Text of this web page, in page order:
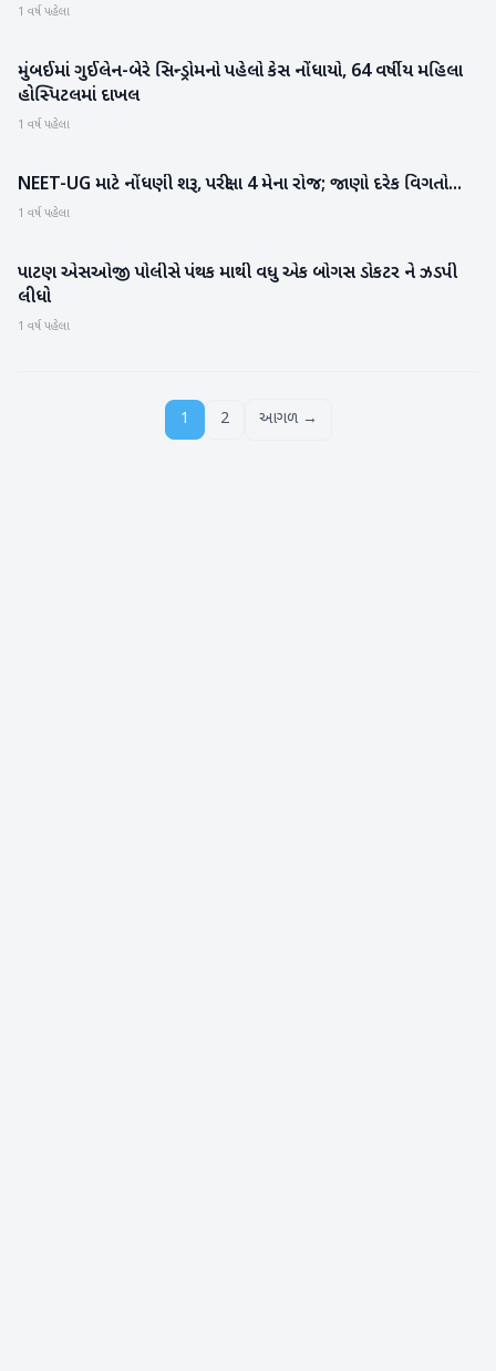
1 વર્ષ પહેલા
રાષ્ટ્રીય
મુંબઈમાં ગુઈલેન-બેરે સિન્ડ્રોમનો પહેલો કેસ નોંધાયો, 64 વર્ષીય મહિલા
હોસ્પિટલમાં દાખલ
1 વર્ષ પહેલા
રાષ્ટ્રીય
NEET-UG માટે નોંધણી શરૂ, પરીક્ષા 4 મેના રોજ; જાણો દરેક વિગતો...
1 વર્ષ પહેલા
પાટણ
પાટણ એસઓજી પોલીસે પંથક માથી વધુ એક બોગસ ડોકટર ને ઝડપી
લીધો
1 વર્ષ પહેલા
1 2 આગળ →